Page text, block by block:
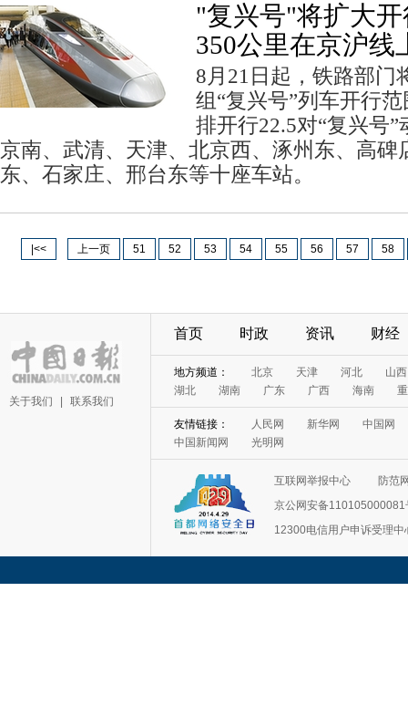
"复兴号"将扩大
350公里在京沪线
8月21日起，铁路部门
组“复兴号”列车开行
排开行22.5对“复兴号
京南、武清、天津、北京西、涿州东、高碑
东、石家庄、邢台东等十座车站。
|<< 上一页 51 52 53 54 55 56 57 58
关于我们 联系我们
首页 时政 资讯 财经
互联网举报中心
防范
京公网安备110105000081
12300电信用户申诉受理中